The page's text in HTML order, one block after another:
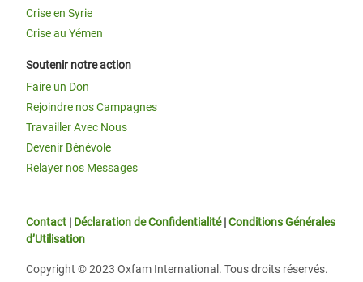
Crise en Syrie
Crise au Yémen
Soutenir notre action
Faire un Don
Rejoindre nos Campagnes
Travailler Avec Nous
Devenir Bénévole
Relayer nos Messages
Contact | Déclaration de Confidentialité|Conditions Générales
d’Utilisation
Copyright © 2023 Oxfam International. Tous droits réservés.